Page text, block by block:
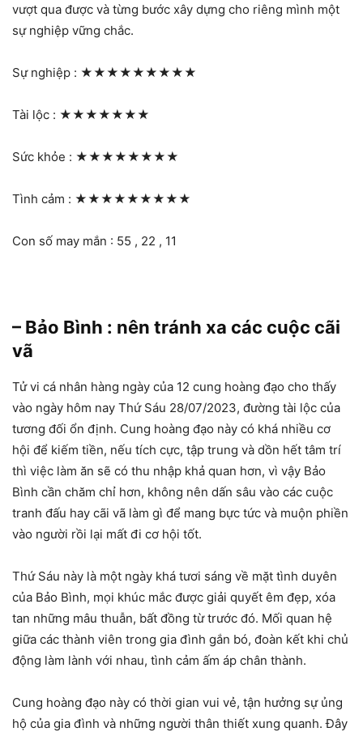
vượt qua được và từng bước xây dựng cho riêng mình một
sự nghiệp vững chắc.
Sự nghiệp : ★★★★★★★★★
Tài lộc : ★★★★★★★
Sức khỏe : ★★★★★★★★
Tình cảm : ★★★★★★★★★
Con số may mắn : 55 , 22 , 11
– Bảo Bình : nên tránh xa các cuộc cãi
vã
Tử vi cá nhân hàng ngày của 12 cung hoàng đạo cho thấy
vào ngày hôm nay Thứ Sáu 28/07/2023, đường tài lộc của
tương đối ổn định. Cung hoàng đạo này có khá nhiều cơ
hội để kiếm tiền, nếu tích cực, tập trung và dồn hết tâm trí
thì việc làm ăn sẽ có thu nhập khả quan hơn, vì vậy Bảo
Bình cần chăm chỉ hơn, không nên dấn sâu vào các cuộc
tranh đấu hay cãi vã làm gì để mang bực tức và muộn phiền
vào người rồi lại mất đi cơ hội tốt.
Thứ Sáu này là một ngày khá tươi sáng về mặt tình duyên
của Bảo Bình, mọi khúc mắc được giải quyết êm đẹp, xóa
tan những mâu thuẫn, bất đồng từ trước đó. Mối quan hệ
giữa các thành viên trong gia đình gắn bó, đoàn kết khi chủ
động làm lành với nhau, tình cảm ấm áp chân thành.
Cung hoàng đạo này có thời gian vui vẻ, tận hưởng sự ủng
hộ của gia đình và những người thân thiết xung quanh. Đây